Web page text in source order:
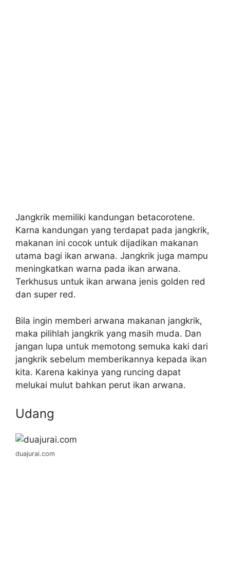
Jangkrik memiliki kandungan betacorotene.
Karna kandungan yang terdapat pada jangkrik,
makanan ini cocok untuk dijadikan makanan
utama bagi ikan arwana. Jangkrik juga mampu
meningkatkan warna pada ikan arwana.
Terkhusus untuk ikan arwana jenis golden red
dan super red.
Bila ingin memberi arwana makanan jangkrik,
maka pilihlah jangkrik yang masih muda. Dan
jangan lupa untuk memotong semuka kaki dari
jangkrik sebelum memberikannya kepada ikan
kita. Karena kakinya yang runcing dapat
melukai mulut bahkan perut ikan arwana.
Udang
duajurai.com